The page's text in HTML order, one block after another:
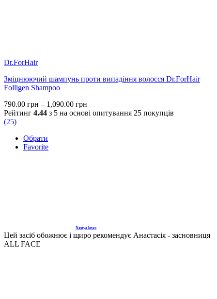
Dr.ForHair
Зміцнюючий шампунь проти випадіння волосся Dr.ForHair
Folligen Shampoo
790.00 грн – 1,090.00 грн
range:
Рейтинг 4.44 з 5 на основі опитування 25 покупців
(25)
Обрати
Favorite
Nastya loves
Цей засіб обожнює і щиро рекомендує Анастасія - засновниця
ALL FACE